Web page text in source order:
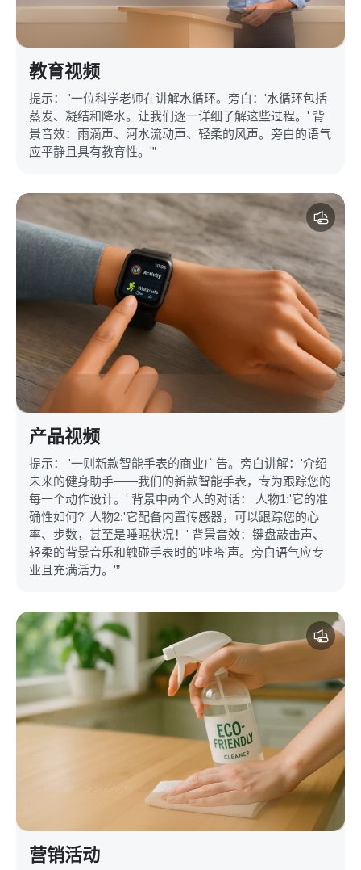
教育视频
提示： '一位科学老师在讲解水循环。旁白：'水循环包括
蒸发、凝结和降水。让我们逐一详细了解这些过程。' 背
景音效：雨滴声、河水流动声、轻柔的风声。旁白的语气
应平静且具有教育性。'”
产品视频
提示： '一则新款智能手表的商业广告。旁白讲解：'介绍
未来的健身助手——我们的新款智能手表，专为跟踪您的
每一个动作设计。' 背景中两个人的对话： 人物1:'它的准
确性如何?' 人物2:'它配备内置传感器，可以跟踪您的心
率、步数，甚至是睡眠状况！' 背景音效：键盘敲击声、
轻柔的背景音乐和触碰手表时的'咔嗒'声。旁白语气应专
业且充满活力。'”
营销活动